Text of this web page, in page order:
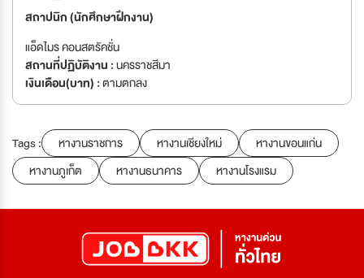
สถาปนิก (นักศึกษาฝึกงาน)
แอ็ดไมร คอนสตรัคชั่น
สถานที่ปฏิบัติงาน :นครราชสีมา
เงินเดือน(บาท) :ตามตกลง
Tags : หางานราชการ หางานเชียงใหม่
หางานขอนแก่น
หางานภูเก็ต
หางานธนาคาร หางานโรงแรม